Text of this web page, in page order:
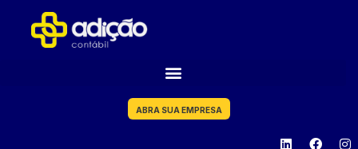
ABRA SUA EMPRESA